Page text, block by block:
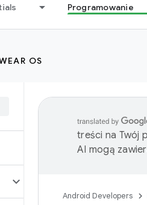
Programowanie
OS
treści na Twój
AI mogą
Android Developers